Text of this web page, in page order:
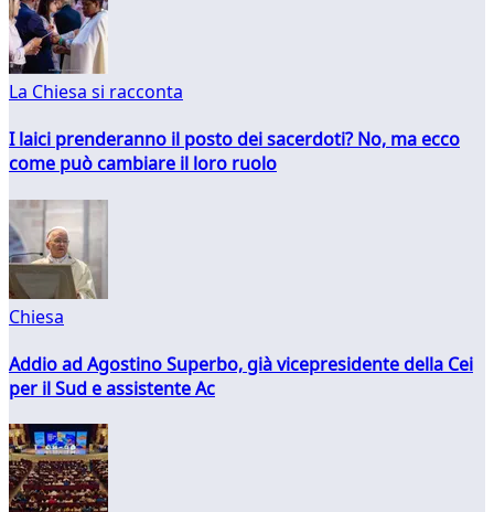
La Chiesa si racconta
I laici prenderanno il posto dei sacerdoti? No, ma ecco
come può cambiare il loro ruolo
Chiesa
Addio ad Agostino Superbo, già vicepresidente della Cei
per il Sud e assistente Ac